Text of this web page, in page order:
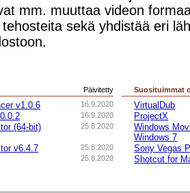
mm. muuttaa videon
sekä yhdistää eri
Päivitetty
16.9.2020
v1.0.6
16.9.2020
25.8.2020
(64-bit)
25.8.2020
v6.4.7
25.8.2020
Suosituimmat
VirtualDub
ProjectX
Windows
Windows 7
Sony Vegas
Shotcut for